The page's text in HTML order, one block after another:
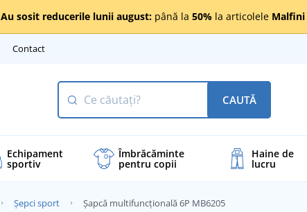
Au sosit reducerile lunii august: până la 50% la articolele Malfini
Contact
CAUTĂ
Echipament
sportiv
Îmbrăcăminte
pentru copii
Haine de
lucru
Șepci sport Șapcă multifuncțională 6P MB6205